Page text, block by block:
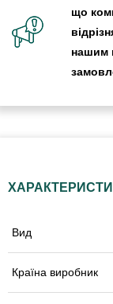
що
нашим
Вид
Країна виробник